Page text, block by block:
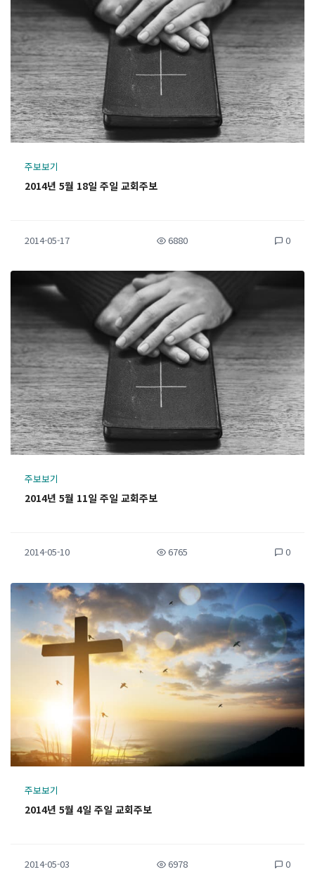
주보보기
2014년 5월 18일 주일 교회주보
2014-05-17 6880 0
주보보기
2014년 5월 11일 주일 교회주보
2014-05-10 6765 0
주보보기
2014년 5월 4일 주일 교회주보
2014-05-03 6978 0